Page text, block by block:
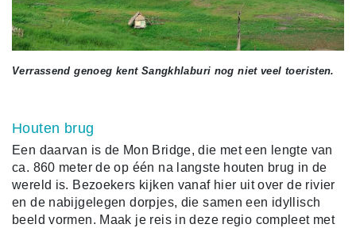
Verrassend genoeg kent Sangkhlaburi nog niet veel toeristen.
Houten brug
Een daarvan is de Mon Bridge, die met een lengte van
ca. 860 meter de op één na langste houten brug in de
wereld is. Bezoekers kijken vanaf hier uit over de rivier
en de nabijgelegen dorpjes, die samen een idyllisch
beeld vormen. Maak je reis in deze regio compleet met